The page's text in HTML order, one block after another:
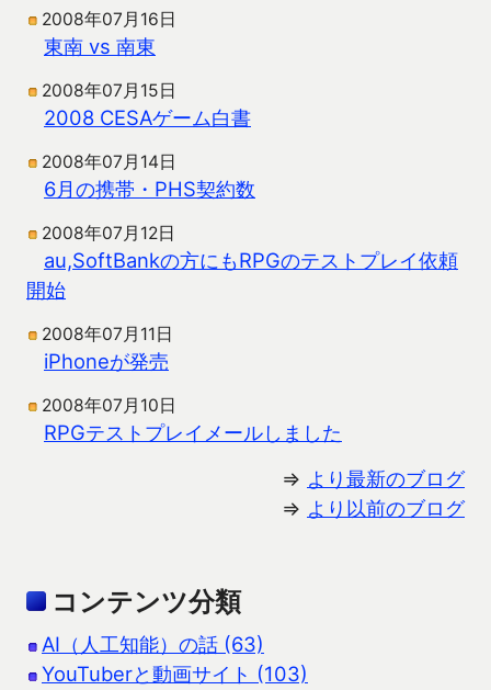
2008年07月16日
東南 vs 南東
2008年07月15日
2008 CESAゲーム白書
2008年07月14日
6月の携帯・PHS契約数
2008年07月12日
au,SoftBankの方にもRPGのテストプレイ依頼
開始
2008年07月11日
iPhoneが発売
2008年07月10日
RPGテストプレイメールしました
⇒ より最新のブログ
⇒ より以前のブログ
コンテンツ分類
AI（人工知能）の話 (63)
YouTuberと動画サイト (103)